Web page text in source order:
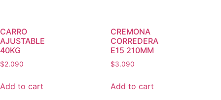
CARRO
AJUSTABLE
40KG
$2.090
Add to cart
CREMONA
CORREDERA
E15 210MM
$3.090
Add to cart